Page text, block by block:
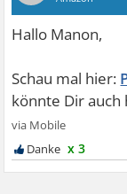
x 3